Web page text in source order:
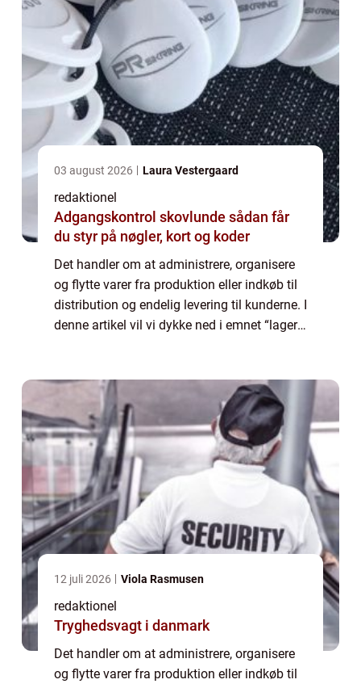
03 august 2026 Laura Vestergaard
redaktionel
Adgangskontrol skovlunde sådan får
du styr på nøgler, kort og koder
Det handler om at administrere, organisere
og flytte varer fra produktion eller indkøb til
distribution og endelig levering til kunderne. I
denne artikel vil vi dykke ned i emnet “lager
12 juli 2026 Viola Rasmusen
redaktionel
Tryghedsvagt i danmark
Det handler om at administrere, organisere
og flytte varer fra produktion eller indkøb til